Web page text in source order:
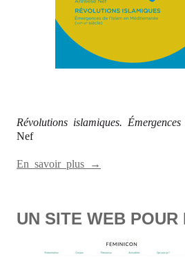
Révolutions islamiques.
Nef
En savoir plus →
UN SITE WEB